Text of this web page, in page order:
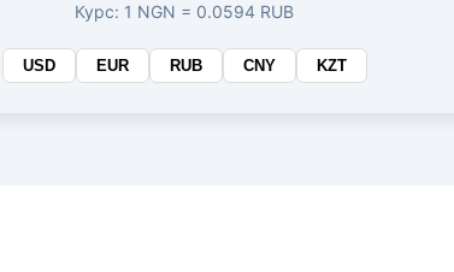
Курс: 1 NGN = 0.0594 RUB
USD EUR RUB CNY KZT